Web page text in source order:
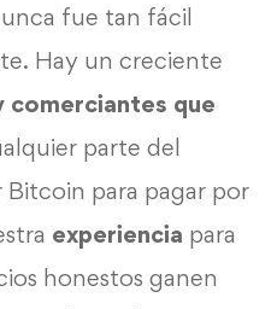
fue tan fácil
Hay un creciente
comerciantes que
parte del
para pagar por
experiencia para
honestos ganen